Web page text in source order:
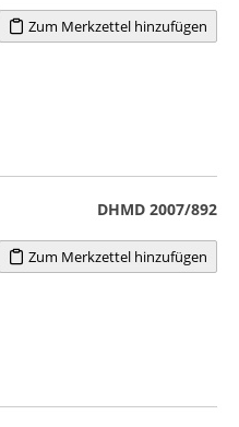
Zum Merkzettel hinzufügen
DHMD 2007/892
Zum Merkzettel hinzufügen